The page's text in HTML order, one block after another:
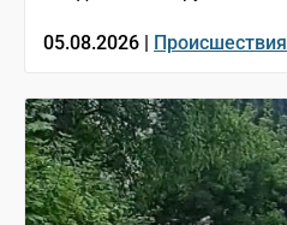
05.08.2026 | Происшествия